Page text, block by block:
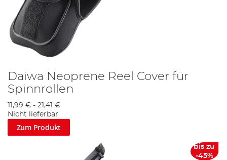
Daiwa Neoprene Reel Cover für
Spinnrollen
11,99 € - 21,41 €
Nicht lieferbar
Zum Produkt
bis zu
-45%